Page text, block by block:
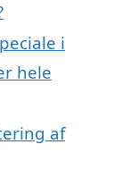
i
hele
af